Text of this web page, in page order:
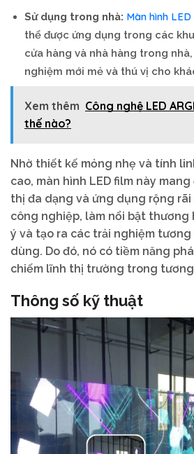
Sử dụng trong nhà: Màn hình LED
thể được ứng dụng trong các
cửa hàng và nhà hàng trong
nghiệm mới mẻ và thú vị cho
Xem thêm Công nghệ LED
thế nào?
Nhờ thiết kế mỏng nhẹ và tính
cao, màn hình LED film này
thị đa dạng và ứng dụng rộng
công nghiệp, làm nổi bật thương
ý và tạo ra các trải nghiệm
dùng. Do đó, nó có tiềm năng
chiếm lĩnh thị trường trong
Thông số kỹ thuật